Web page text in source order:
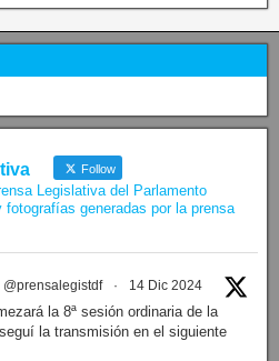
Follow
Legislativa del Parlamento
generadas por la prensa
@prensalegistdf · 14 Dic 2024
la 8ª sesión ordinaria de la
la transmisión en el siguiente